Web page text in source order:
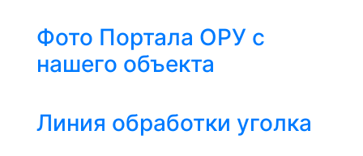
Фото Портала ОРУ с
нашего объекта
Линия обработки уголка